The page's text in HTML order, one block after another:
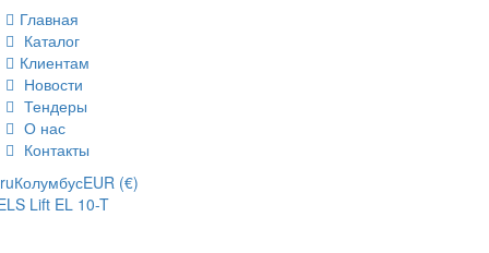
Главная
Каталог
Клиентам
Новости
Тендеры
О нас
Контакты
ruКолумбусEUR (€)
Lift EL 10-T